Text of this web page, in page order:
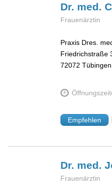
Dr. med.
Frauenärztin
Praxis Dres.
Friedrichstraße
72072 Tübingen
Empfehlen
Dr. med.
Frauenärztin